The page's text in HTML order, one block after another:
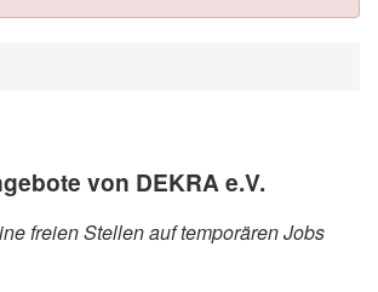
von DEKRA e.V.
freien Stellen auf temporären Jobs